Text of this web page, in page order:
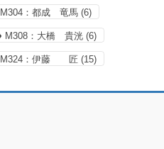
M304：都成 竜馬 (6)
M308：大橋 貴洸 (6)
M324：伊藤 匠 (15)